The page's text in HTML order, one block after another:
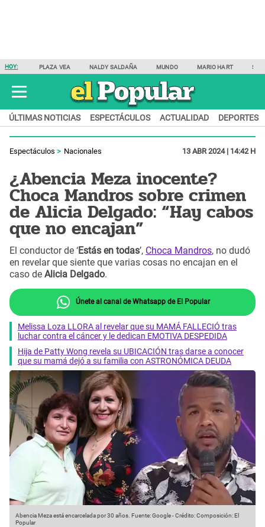
HOY: PLAZA VEA NALDY SALDAÑA MUNDO MARIO HART
ÚLTIMAS NOTICIAS ESPECTÁCULOS ACTUALIDAD DEPORTES
Espectáculos Nacionales 13 ABR 2024 | 14:42 H
¿Abencia Meza inocente?
Choca Mandros sobre crimen
de Alicia Delgado: “Hay cabos
que no encajan”
El conductor de ‘Estás en todas’, Choca Mandros, no dudó
en revelar que siente que varias cosas no encajan en el
caso de Alicia Delgado.
Únete al canal de Whatsapp de El Popular
Melissa Loza LLORA al revelar que su MAMÁ FALLECIÓ tras
luchar contra el cáncer y le dedican EMOTIVA DESPEDIDA
Hija de Patty Wong revela su UBICACIÓN tras darse a conocer
que su mamá dejó a su familia con ASTRONÓMICA DEUDA
Abencia Meza está encarcelada por 30 años. Fuente: Google-Crédito: Composición: El
Popular